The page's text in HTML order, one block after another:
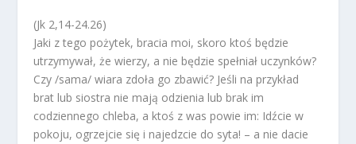
(Jk 2,14-24.26)
Jaki z tego pożytek, bracia moi, skoro ktoś będzie
utrzymywał, że wierzy, a nie będzie spełniał uczynków?
Czy /sama/ wiara zdoła go zbawić? Jeśli na przykład
brat lub siostra nie mają odzienia lub brak im
codziennego chleba, a ktoś z was powie im: Idźcie w
pokoju, ogrzejcie się i najedzcie do syta! – a nie dacie